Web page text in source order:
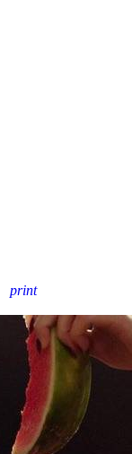
print